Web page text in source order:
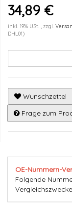
34,89 €
inkl. 19% USt. , zzgl.
DHL01)
Wunschzettel
Frage zum
OE-Nummern-
Folgende